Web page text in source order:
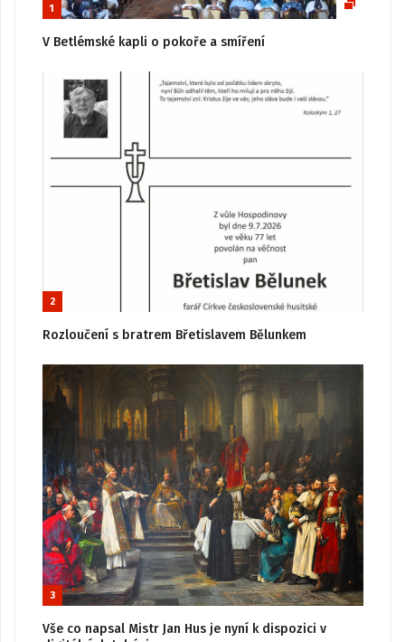
1
V Betlémské kapli o pokoře a smíření
2
Rozloučení s bratrem Břetislavem Bělunkem
3
Vše co napsal Mistr Jan Hus je nyní k dispozici v